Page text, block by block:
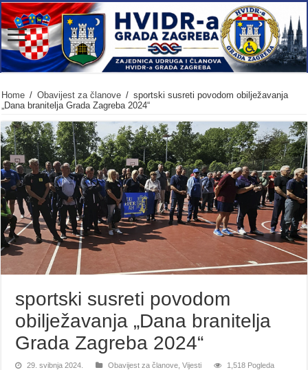
Home / Obavijest za članove / sportski susreti povodom obilježavanja
„Dana branitelja Grada Zagreba 2024“
sportski susreti povodom
obilježavanja „Dana branitelja
Grada Zagreba 2024“
29. svibnja 2024. Obavijest za članove ,Vijesti 1,518 Pogleda